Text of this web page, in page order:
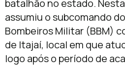
batalhão no estado.
assumiu o subcomando
Bombeiros Militar (BBM)
de Itajaí, local em que
logo após o período de